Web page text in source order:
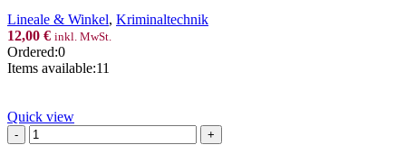
x
10
cm
Menge
Lineale & Winkel, Kriminaltechnik
12,00 € inkl. MwSt.
Ordered:0
Items available:11
Quick view
50